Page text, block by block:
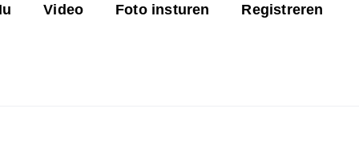
Video Foto insturen Registreren